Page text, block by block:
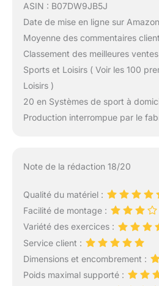
ASIN : B07DW9JB5J
Date de mise en ligne sur
Moyenne des commentaires
Classement des meilleures
Sports et Loisirs ( Voir les 100
Loisirs )
20 en Systèmes de sport à
Production interrompue par le
Note de la rédaction 18/20
Qualité du matériel :
Facilité de montage :
Variété des exercices :
Service client :
Dimensions et encombrement :
Poids maximal supporté :